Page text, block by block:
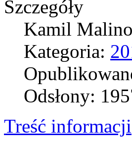
Szczegóły
Kamil
Kategoria:
Odsłony:
Treść informacji